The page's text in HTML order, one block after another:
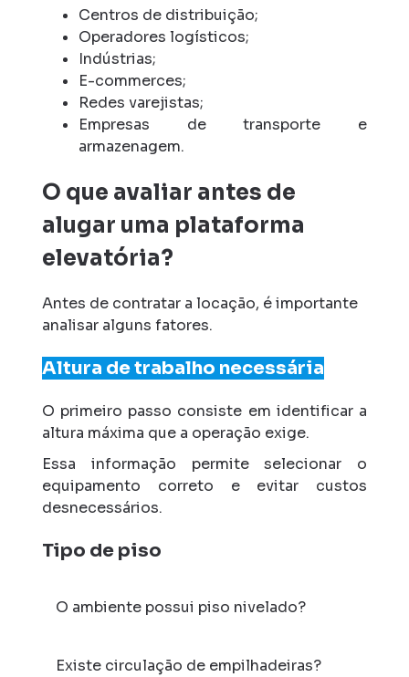
Centros de distribuição;
Operadores logísticos;
Indústrias;
E-commerces;
Redes varejistas;
Empresas de transporte e
armazenagem.
O que avaliar antes de
alugar uma plataforma
elevatória?
Antes de contratar a locação, é importante
analisar alguns fatores.
Altura de trabalho necessária
O primeiro passo consiste em identificar a
altura máxima que a operação exige.
Essa informação permite selecionar o
equipamento correto e evitar custos
desnecessários.
Tipo de piso
O ambiente possui piso nivelado?
Existe circulação de empilhadeiras?